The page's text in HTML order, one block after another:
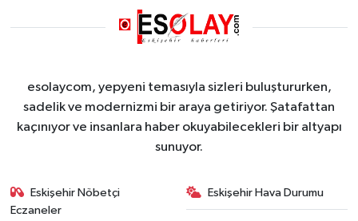
esolaycom, yepyeni temasıyla sizleri buluştururken,
sadelik ve modernizmi bir araya getiriyor. Şatafattan
kaçınıyor ve insanlara haber okuyabilecekleri bir altyapı
sunuyor.
Eskişehir Nöbetçi
Eczaneler
Eskişehir Hava Durumu